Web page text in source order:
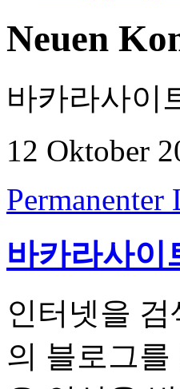
Neuen
바카라사이
12 Oktober
Permanenter
바카라사이
인터넷을
의 블로그